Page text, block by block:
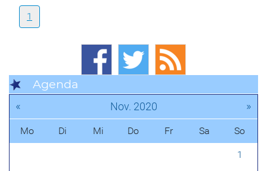
1
Agenda
« Nov. 2020 »
Mo Di Mi Do Fr Sa So
1